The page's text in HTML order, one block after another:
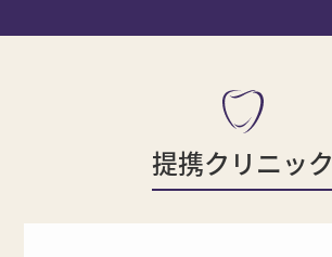
提携クリニック